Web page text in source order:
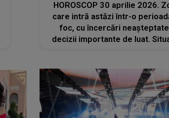
HOROSCOP 30 aprilie 2026.
care intră astăzi într-o
foc, cu încercări
decizii importante de luat.